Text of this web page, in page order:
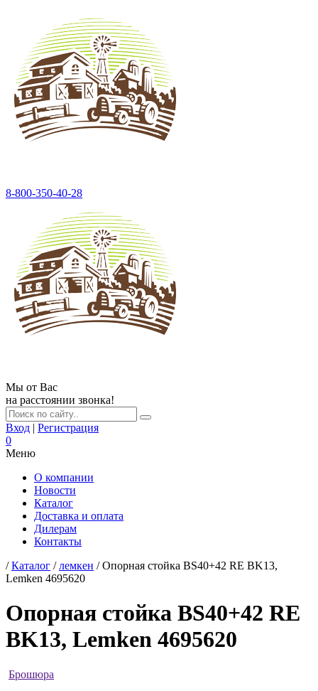
8-800-350-40-28
Мы от Вас
на расстоянии звонка!
Вход | Регистрация
0
Меню
О компании
Новости
Каталог
Доставка и оплата
Дилерам
Контакты
/Каталог /лемкен / Опорная стойка BS40+42 RE BK13,
Lemken 4695620
Опорная стойка BS40+42 RE
BK13, Lemken 4695620
Брошюра